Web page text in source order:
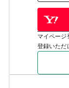
マイペー
登録いただ